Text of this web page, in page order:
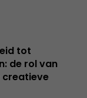
tot
de rol van
creatieve